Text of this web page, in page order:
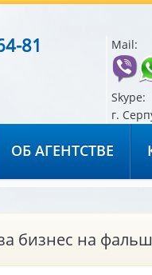
81
г.
ОБ АГЕНТСТВЕ
бизнес на